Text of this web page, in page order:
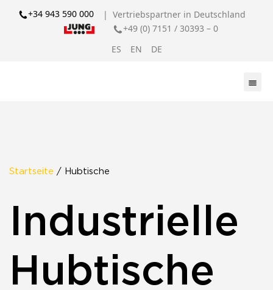
+34 943 590 000
| Vertriebspartner in Deutschland
+49 (0) 7151 / 30393 – 0
ES
EN DE
Startseite / Hubtische
Industrielle
Hubtische